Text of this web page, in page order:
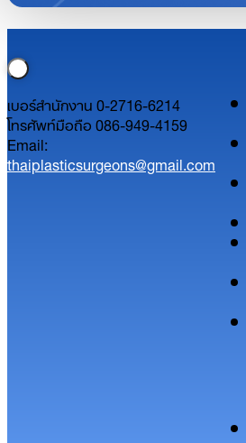
เบอร์สำนักงาน 0-2716-6214
โทรศัพท์มือถือ 086-949-4159
Email:
thaiplasticsurgeons@gmail.com